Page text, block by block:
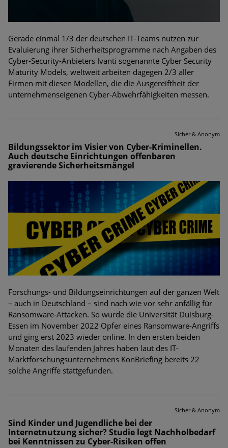
Gerade einmal 1/3 der deutschen IT-Teams nutzen zur
Evaluierung ihrer Sicherheitsprogramme nach Angaben des
Cyber-Security-Anbieters Ivanti sogenannte Cyber Security
Maturity Models, weltweit arbeiten dagegen 2/3 aller
Firmen mit diesen Modellen, die die Ausgereiftheit der
unternehmenseigenen Cyber-Abwehrfähigkeiten messen.
Sicher & Anonym
Bildungssektor im Visier von Cyber-Kriminellen.
Auch deutsche Einrichtungen offenbaren
gravierende Sicherheitsmängel
Forschungs- und Bildungseinrichtungen auf der ganzen Welt
– auch in Deutschland – sind nach wie vor sehr anfällig für
Ransomware-Attacken. So wurde die Universität Duisburg-
Essen im November 2022 Opfer eines Ransomware-Angriffs
und ging erst 2023 wieder online. In den ersten beiden
Monaten des laufenden Jahres haben laut des IT-
Marktforschungsunternehmens KonBriefing bereits 22
solche Angriffe stattgefunden.
Sicher & Anonym
Sind Kinder und Jugendliche bei der
Internetnutzung sicher? Studie legt Nachholbedarf
bei Kenntnissen zu Cyber-Risiken offen